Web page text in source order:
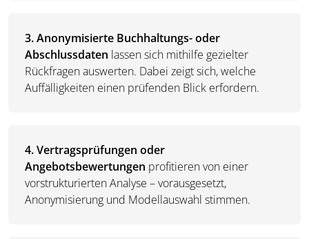
3. Anonymisierte Buchhaltungs- oder
Abschlussdaten lassen sich mithilfe gezielter
Rückfragen auswerten. Dabei zeigt sich, welche
Auffälligkeiten einen prüfenden Blick erfordern.
4. Vertragsprüfungen oder
Angebotsbewertungen profitieren von einer
vorstrukturierten Analyse – vorausgesetzt,
Anonymisierung und Modellauswahl stimmen.